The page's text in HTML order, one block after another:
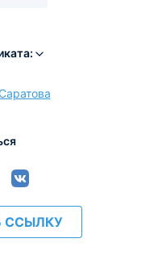
ССЫЛКУ